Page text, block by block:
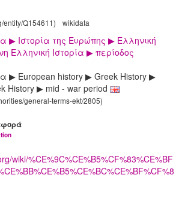
entity/Q154611) wikidata
▶ Ιστορία της Ευρώπης ▶ Ελληνική
Ελληνική Ιστορία ▶ περίοδος
▶ European history ▶ Greek History ▶
History ▶ mid - war period
general-terms-ekt/2805)
wiki/%CE%9C%CE%B5%CF%83%CE%BF